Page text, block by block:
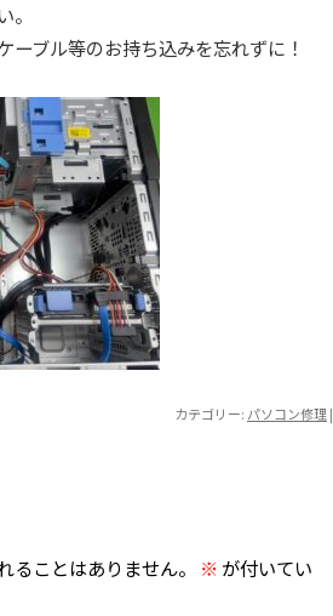
ーブル等のお持ち込みを忘れずに！
カテゴリー: パソコン修理|
ることはありません。 ※ が付いてい